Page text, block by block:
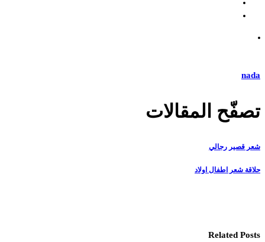
nada
تصفّح المقالات
شعر قصير رجالي
حلاقة شعر اطفال اولاد
Related Posts